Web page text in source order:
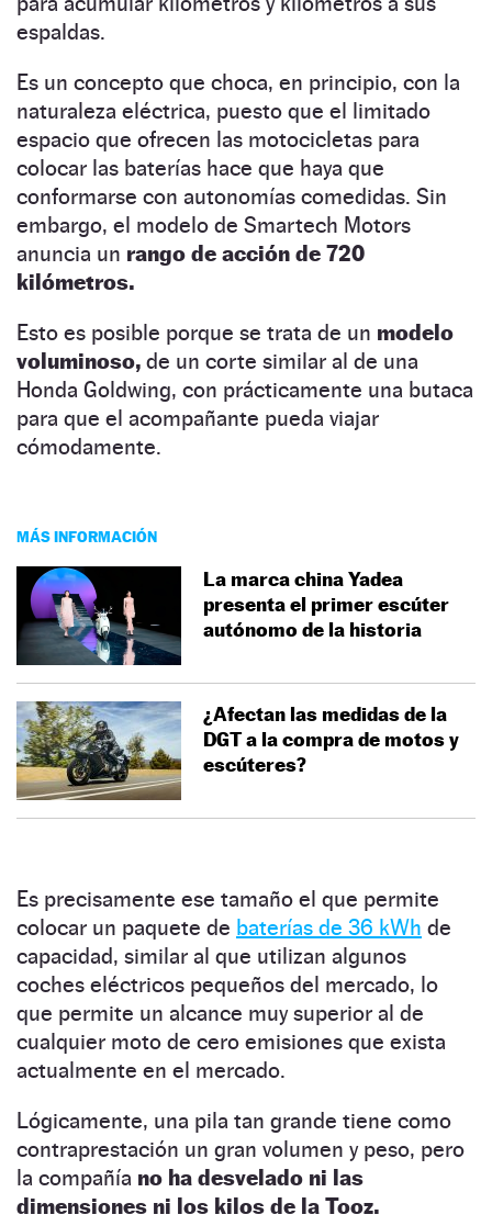
espaldas.
Es un concepto que choca, en principio, con la
naturaleza eléctrica, puesto que el limitado
espacio que ofrecen las motocicletas para
colocar las baterías hace que haya que
conformarse con autonomías comedidas. Sin
embargo, el modelo de Smartech Motors
anuncia un rango de acción de 720
kilómetros.
Esto es posible porque se trata de un modelo
voluminoso, de un corte similar al de una
Honda Goldwing, con prácticamente una butaca
para que el acompañante pueda viajar
cómodamente.
MÁS INFORMACIÓN
La marca china Yadea
presenta el primer escúter
autónomo de la historia
¿Afectan las medidas de la
DGT a la compra de motos y
escúteres?
Es precisamente ese tamaño el que permite
colocar un paquete de baterías de 36 kWh de
capacidad, similar al que utilizan algunos
coches eléctricos pequeños del mercado, lo
que permite un alcance muy superior al de
cualquier moto de cero emisiones que exista
actualmente en el mercado.
Lógicamente, una pila tan grande tiene como
contraprestación un gran volumen y peso, pero
la compañía no ha desvelado ni las
dimensiones ni los kilos de la Tooz.